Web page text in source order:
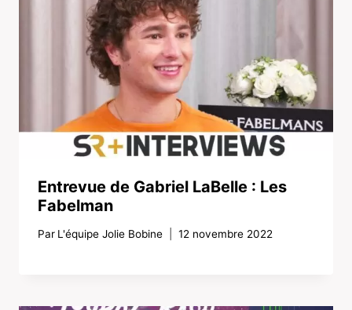
Entrevue de Gabriel LaBelle : Les
Fabelman
Par L'équipe Jolie Bobine 12 novembre 2022